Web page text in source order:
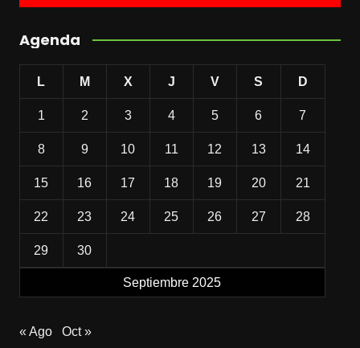
Agenda
Septiembre 2025
L M X J V S D
1 2 3 4 5 6 7
8 9 10 11 12 13 14
15 16 17 18 19 20 21
22 23 24 25 26 27 28
29 30
« Ago Oct »